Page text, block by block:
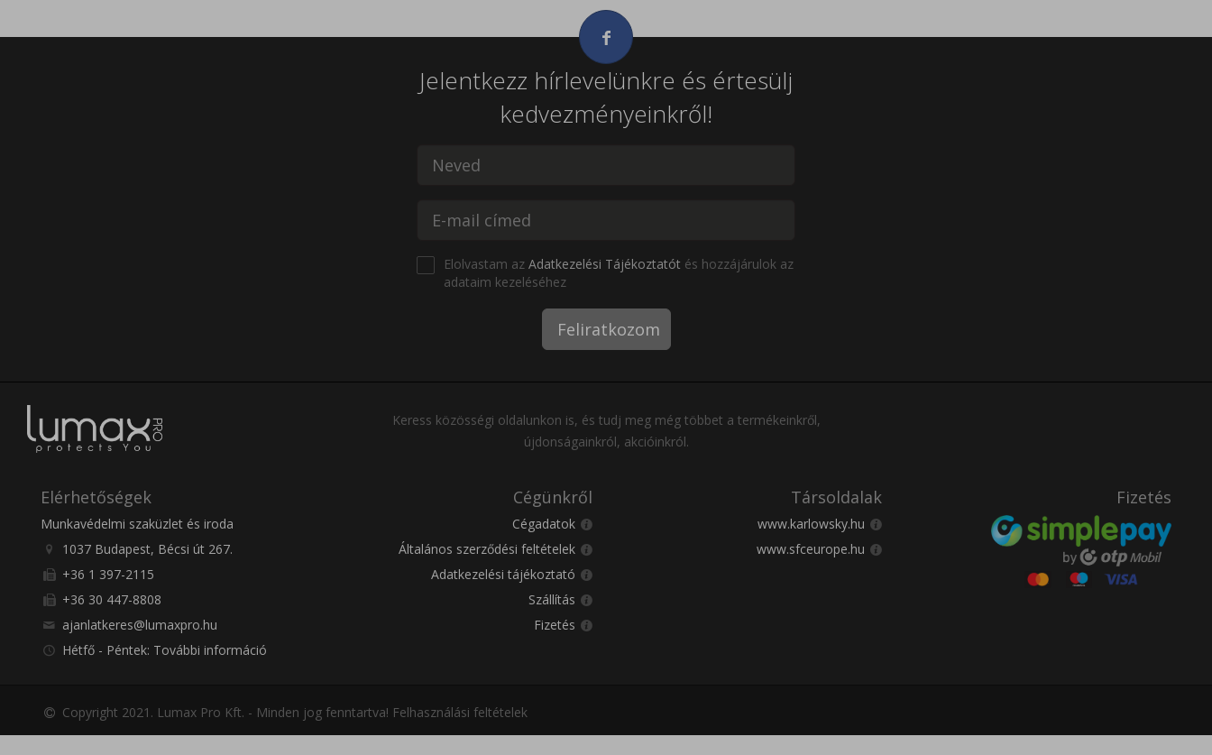
Jelentkezz hírlevelünkre és értesülj
kedvezményeinkről!
Elolvastam az Adatkezelési Tájékoztatót és hozzájárulok az
adataim kezeléséhez
Feliratkozom
Keress közösségi oldalunkon is, és tudj meg még többet a termékeinkről,
újdonságainkról, akcióinkról.
Elérhetőségek
Munkavédelmi szaküzlet és iroda
1037 Budapest, Bécsi út 267.
+36 1 397-2115
+36 30 447-8808
ajanlatkeres@lumaxpro.hu
Hétfő - Péntek: További információ
Cégünkről
Cégadatok
Általános szerződési feltételek
Adatkezelési tájékoztató
Szállítás
Fizetés
Társoldalak
www.karlowsky.hu
www.sfceurope.hu
Fizetés
Copyright 2021. Lumax Pro Kft. - Minden jog fenntartva! Felhasználási feltételek